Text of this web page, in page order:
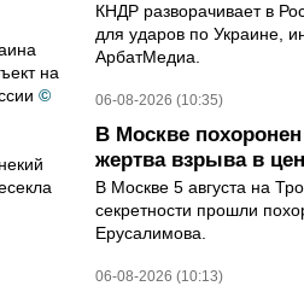
на
©
КНДР разворачивает в
для ударов по Украине,
АрбатМедиа.
06-08-2026 (10:35)
В Москве
жертва взрыва в
В Москве 5 августа на
секретности прошли
Ерусалимова.
06-08-2026 (10:13)